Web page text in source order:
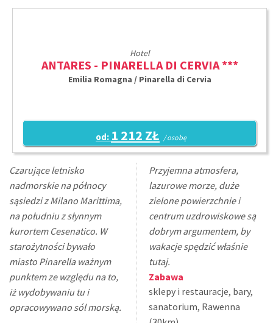
Hotel
ANTARES - PINARELLA DI CERVIA ***
Emilia Romagna / Pinarella di Cervia
od: 1 212 ZŁ / osobę
Czarujące letnisko
nadmorskie na północy
sąsiedzi z Milano Marittima,
na południu z słynnym
kurortem Cesenatico. W
starożytności bywało
miasto Pinarella ważnym
punktem ze względu na to,
iż wydobywaniu tu i
opracowywano sól morską.
Przyjemna atmosfera,
lazurowe morze, duże
zielone powierzchnie i
centrum uzdrowiskowe są
dobrym argumentem, by
wakacje spędzić właśnie
tutaj.
Zabawa
sklepy i restauracje, bary,
sanatorium, Rawenna